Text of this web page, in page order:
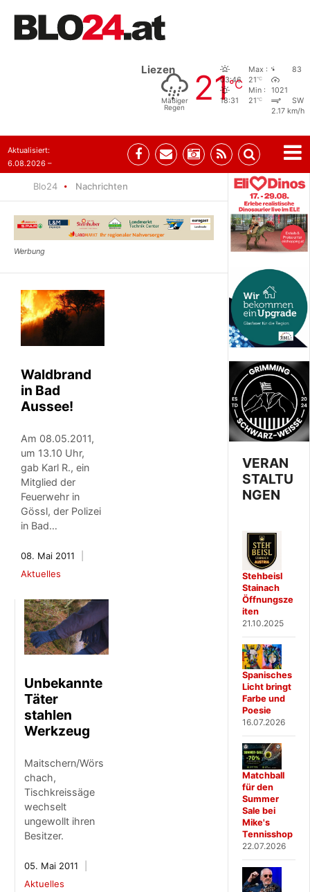
Liezen
Mäßiger
Regen
21°C
03:46
18:31
Max :
21°C
Min :
21°C
83
1021
SW
2.17 km/h
Aktualisiert:
6.08.2026 –
Blo24 Nachrichten
Waldbrand
in Bad
Aussee!
Am 08.05.2011,
um 13.10 Uhr,
gab Karl R., ein
Mitglied der
Feuerwehr in
Gössl, der Polizei
in Bad…
08. Mai 2011
Aktuelles
Unbekannte
Täter
stahlen
Werkzeug
Maitschern/Wörs
chach,
Tischkreissäge
wechselt
ungewollt ihren
Besitzer.
05. Mai 2011
Aktuelles
VERAN
STALTU
NGEN
Stehbeisl
Stainach
Öffnungsze
iten
21.10.2025
Spanisches
Licht bringt
Farbe und
Poesie
16.07.2026
Matchball
für den
Summer
Sale bei
Mike's
Tennisshop
22.07.2026